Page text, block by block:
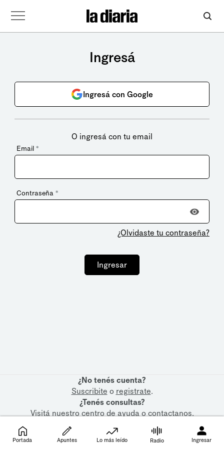
Ingresá
Ingresá con Google
O ingresá con tu email
Email *
Contraseña *
¿Olvidaste tu contraseña?
Ingresar
¿No tenés cuenta?
Suscribite o registrate.
¿Tenés consultas?
Visitá nuestrocentro de ayudaocontactanos.
Portada Apuntes Lo más leído Radio Ingresar